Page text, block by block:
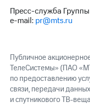
Пресс-служба
e-mail: pr@mts.ru
Публичное
ТелеСистемы» (ПАО
по предоставлению
связи, передачи
и спутникового ТВ-